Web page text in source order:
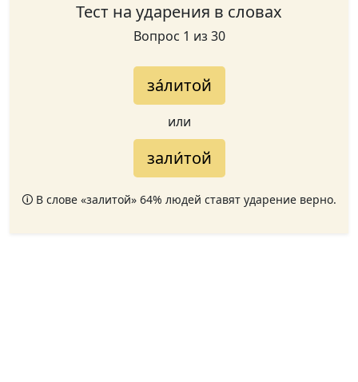
Тест на ударения в словах
Вопрос 1 из 30
за́литой
или
зали́той
🛈 В слове «залитой» 64% людей ставят ударение верно.